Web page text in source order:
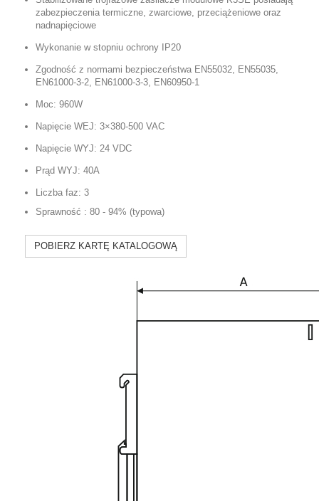
zabezpieczenia termiczne, zwarciowe, przeciążeniowe oraz
nadnapięciowe
Wykonanie w stopniu ochrony IP20
Zgodność z normami bezpieczeństwa EN55032, EN55035,
EN61000-3-2, EN61000-3-3, EN60950-1
Moc: 960W
Napięcie WEJ: 3×380-500 VAC
Napięcie WYJ: 24 VDC
Prąd WYJ: 40A
Liczba faz: 3
Sprawność : 80 - 94% (typowa)
POBIERZ KARTĘ KATALOGOWĄ